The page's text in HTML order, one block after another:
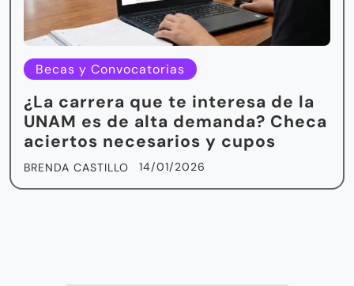
Becas y Convocatorias
¿La carrera que te interesa de la
UNAM es de alta demanda? Checa
aciertos necesarios y cupos
BRENDA CASTILLO 14/01/2026